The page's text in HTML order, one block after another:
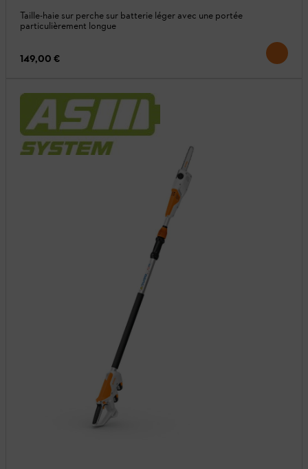
Taille-haie sur perche sur batterie léger avec une portée
particulièrement longue
149,00 €